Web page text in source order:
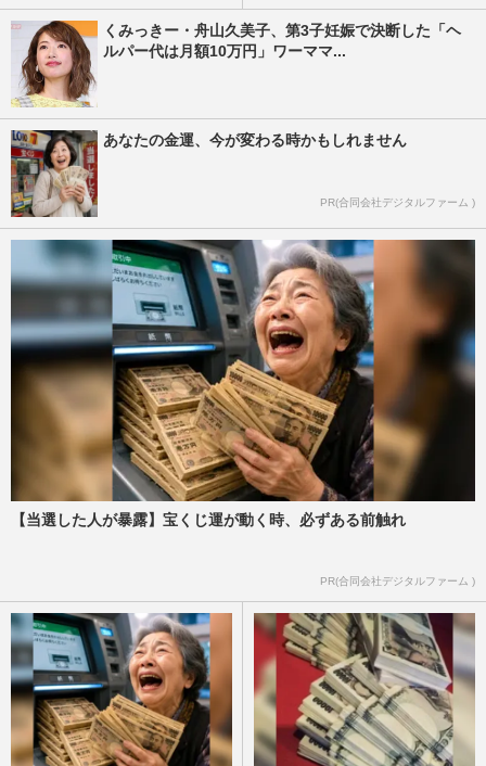
くみっきー・舟山久美子、第3子妊娠で決断した「ヘ
ルパー代は月額10万円」ワーママ...
あなたの金運、今が変わる時かもしれません
PR(合同会社デジタルファーム )
【当選した人が暴露】宝くじ運が動く時、必ずある前触れ
PR(合同会社デジタルファーム )